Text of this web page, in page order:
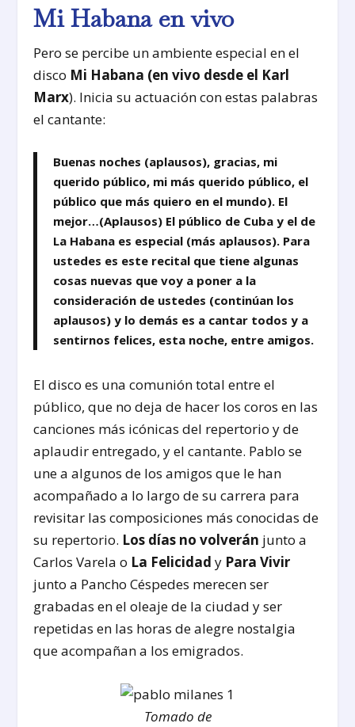
Mi Habana en vivo
Pero se percibe un ambiente especial en el
disco Mi Habana (en vivo desde el Karl
Marx). Inicia su actuación con estas palabras
el cantante:
Buenas noches (aplausos), gracias, mi
querido público, mi más querido público, el
público que más quiero en el mundo). El
mejor…(Aplausos) El público de Cuba y el de
La Habana es especial (más aplausos). Para
ustedes es este recital que tiene algunas
cosas nuevas que voy a poner a la
consideración de ustedes (continúan los
aplausos) y lo demás es a cantar todos y a
sentirnos felices, esta noche, entre amigos.
El disco es una comunión total entre el
público, que no deja de hacer los coros en las
canciones más icónicas del repertorio y de
aplaudir entregado, y el cantante. Pablo se
une a algunos de los amigos que le han
acompañado a lo largo de su carrera para
revisitar las composiciones más conocidas de
su repertorio. Los días no volverán junto a
Carlos Varela o La Felicidad y Para Vivir
junto a Pancho Céspedes merecen ser
grabadas en el oleaje de la ciudad y ser
repetidas en las horas de alegre nostalgia
que acompañan a los emigrados.
Tomado de